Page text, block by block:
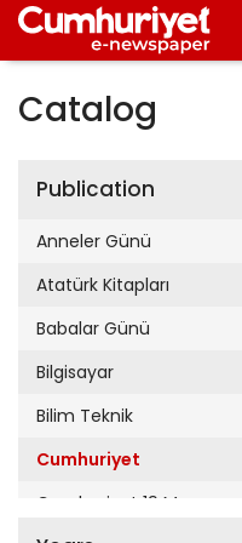
Catalog
Publication
Anneler Günü
Atatürk Kitapları
Babalar Günü
Bilgisayar
Bilim Teknik
Cumhuriyet
Cumhuriyet 19 Mayıs